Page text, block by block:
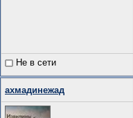
Не в сети
ахмадинежад